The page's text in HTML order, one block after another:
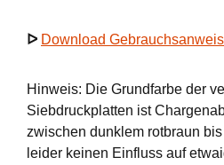
ᐅ Download
Hinweis: Die Grundfarbe der
Siebdruckplatten ist
zwischen dunklem rotbraun
leider keinen Einfluss auf